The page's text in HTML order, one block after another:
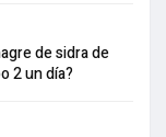
de sidra de
2 un día?